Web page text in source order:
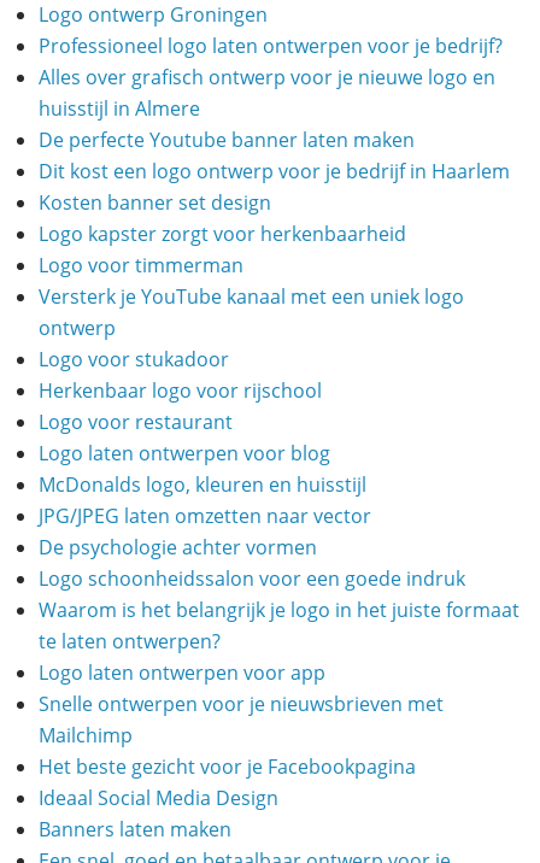
Logo ontwerp Groningen
Professioneel logo laten ontwerpen voor je bedrijf?
Alles over grafisch ontwerp voor je nieuwe logo en
huisstijl in Almere
De perfecte Youtube banner laten maken
Dit kost een logo ontwerp voor je bedrijf in Haarlem
Kosten banner set design
Logo kapster zorgt voor herkenbaarheid
Logo voor timmerman
Versterk je YouTube kanaal met een uniek logo
ontwerp
Logo voor stukadoor
Herkenbaar logo voor rijschool
Logo voor restaurant
Logo laten ontwerpen voor blog
McDonalds logo, kleuren en huisstijl
JPG/JPEG laten omzetten naar vector
De psychologie achter vormen
Logo schoonheidssalon voor een goede indruk
Waarom is het belangrijk je logo in het juiste formaat
te laten ontwerpen?
Logo laten ontwerpen voor app
Snelle ontwerpen voor je nieuwsbrieven met
Mailchimp
Het beste gezicht voor je Facebookpagina
Ideaal Social Media Design
Banners laten maken